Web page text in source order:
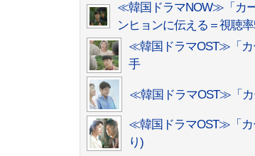
≪韓国ドラマNOW≫「カ
ンヒョンに伝える＝視聴
≪韓国ドラマOST≫「カ
手
≪韓国ドラマOST≫「カ
≪韓国ドラマOST≫「カ
り)